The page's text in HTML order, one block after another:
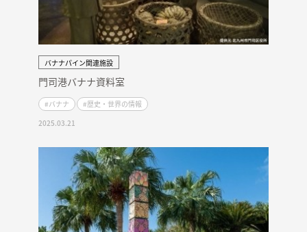
バナナパイン関連施設
2025.03.21
門司港バナナ資料室
#バナナ #歴史・世界の情報